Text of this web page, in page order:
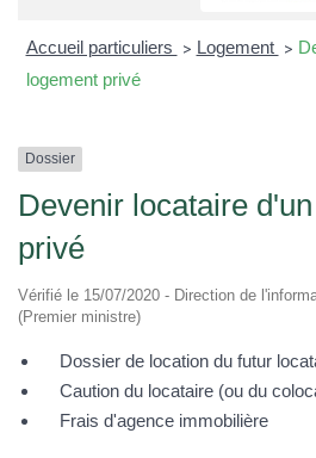
Accueil particuliers > Logement >
logement privé
Dossier
Devenir locataire
privé
Vérifié le 15/07/2020 - Direction de
(Premier ministre)
Dossier de location du futur
Caution du locataire (ou du
Frais d'agence immobilière